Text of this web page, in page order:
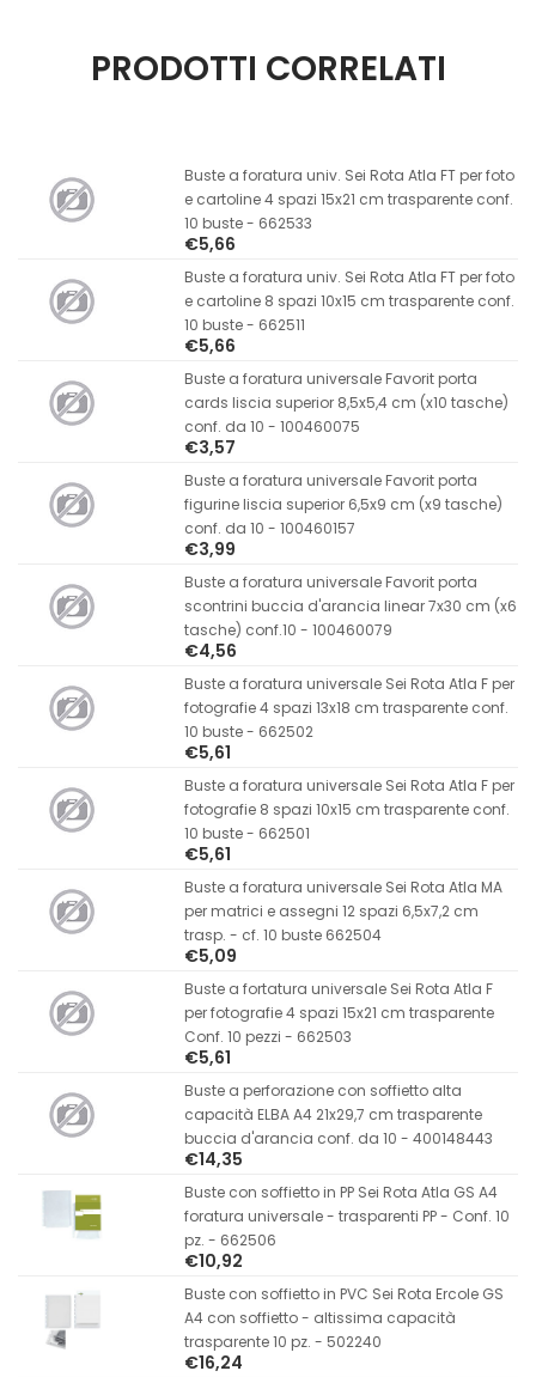
PRODOTTI CORRELATI
Buste a foratura univ. Sei Rota Atla FT per foto
e cartoline 4 spazi 15x21 cm trasparente conf.
10 buste - 662533
€5,66
Buste a foratura univ. Sei Rota Atla FT per foto
e cartoline 8 spazi 10x15 cm trasparente conf.
10 buste - 662511
€5,66
Buste a foratura universale Favorit porta
cards liscia superior 8,5x5,4 cm (x10 tasche)
conf. da 10 - 100460075
€3,57
Buste a foratura universale Favorit porta
figurine liscia superior 6,5x9 cm (x9 tasche)
conf. da 10 - 100460157
€3,99
Buste a foratura universale Favorit porta
scontrini buccia d'arancia linear 7x30 cm (x6
tasche) conf.10 - 100460079
€4,56
Buste a foratura universale Sei Rota Atla F per
fotografie 4 spazi 13x18 cm trasparente conf.
10 buste - 662502
€5,61
Buste a foratura universale Sei Rota Atla F per
fotografie 8 spazi 10x15 cm trasparente conf.
10 buste - 662501
€5,61
Buste a foratura universale Sei Rota Atla MA
per matrici e assegni 12 spazi 6,5x7,2 cm
trasp. - cf. 10 buste 662504
€5,09
Buste a fortatura universale Sei Rota Atla F
per fotografie 4 spazi 15x21 cm trasparente
Conf. 10 pezzi - 662503
€5,61
Buste a perforazione con soffietto alta
capacità ELBA A4 21x29,7 cm trasparente
buccia d'arancia conf. da 10 - 400148443
€14,35
Buste con soffietto in PP Sei Rota Atla GS A4
foratura universale - trasparenti PP - Conf. 10
pz. - 662506
€10,92
Buste con soffietto in PVC Sei Rota Ercole GS
A4 con soffietto - altissima capacità
trasparente 10 pz. - 502240
€16,24